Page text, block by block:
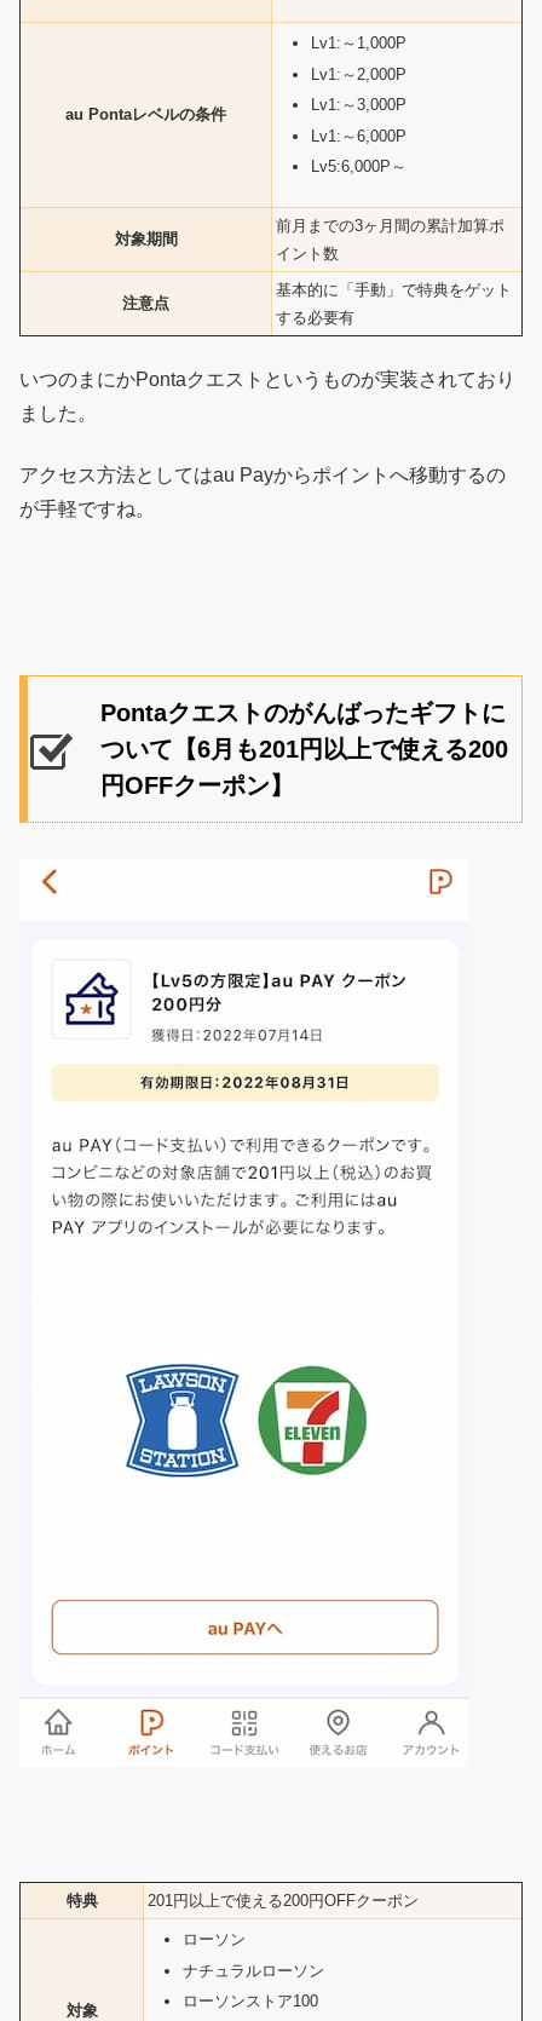
au Pontaレベルの条件
Lv1:～1,000P
Lv1:～2,000P
Lv1:～3,000P
Lv1:～6,000P
Lv5:6,000P～
対象期間
前月までの3ヶ月間の累計加算ポ
イント数
注意点
基本的に「手動」で特典をゲット
する必要有
いつのまにかPontaクエストというものが実装されており
ました。
アクセス方法としてはau Payからポイントへ移動するの
が手軽ですね。
Pontaクエストのがんばったギフトに
ついて【6月も201円以上で使える200
円OFFクーポン】
特典 201円以上で使える200円OFFクーポン
対象
ローソン
ナチュラルローソン
ローソンストア100